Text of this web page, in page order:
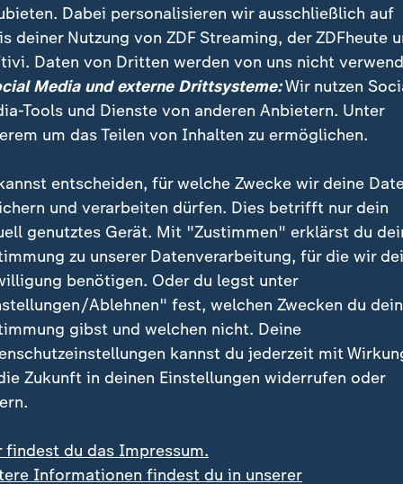
nicht gewohnt. Er hat da gelebt!
und mit allen Sinnen
auf den See hinauszuschauen,
war die Wohnung ihres Vaters vor allem ein Ort
Abende gemeinsam verbracht.
Weihnachten da gefeiert. Wir
zusammen gegessen.
Dabei personalisieren wir ausschließlich auf
deiner Nutzung von ZDF Streaming, der ZDFheute
Daten von Dritten werden von uns nicht
Media und externe Drittsysteme:Wir nutzen
Tools und Dienste von anderen Anbietern. Unter
um das Teilen von Inhalten zu ermöglichen.
entscheiden, für welche Zwecke wir deine
und verarbeiten dürfen. Dies betrifft nur dein
genutztes Gerät. Mit "Zustimmen" erklärst du
zu unserer Datenverarbeitung, für die wir
benötigen. Oder du legst unter
Ablehnen" fest, welchen Zwecken du
gibst und welchen nicht. Deine
kannst du jederzeit mit
Zukunft in deinen Einstellungen widerrufen oder
findest du das Impressum.
Informationen findest du in unserer